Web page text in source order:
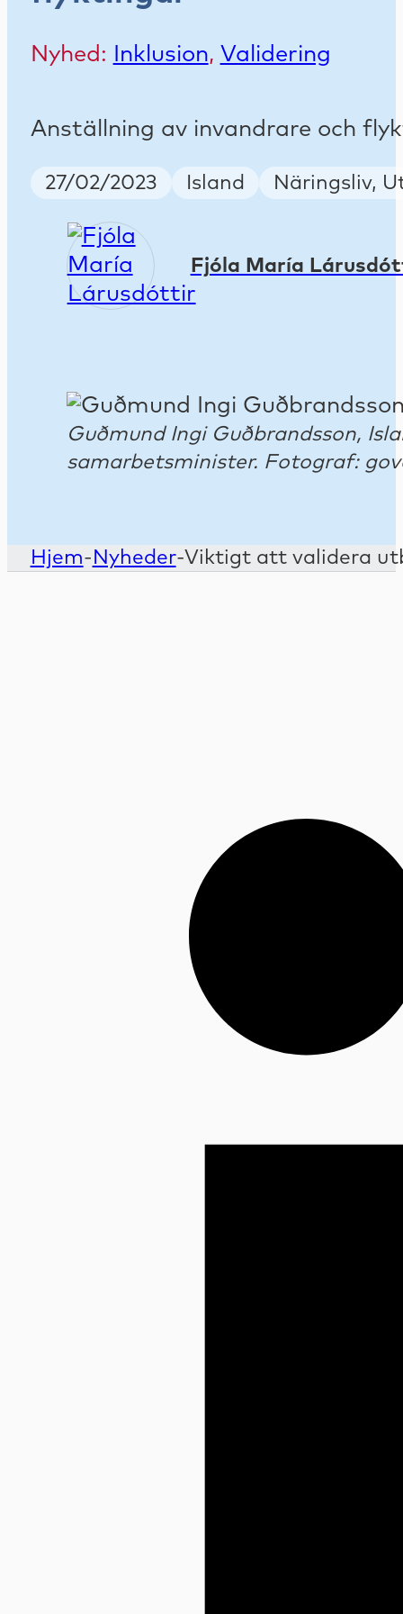
Nyhed: Inklusion, Validering
Anställning av invandrare och
Publish Date
27/02/2023 Country
Island Keywords
Näringsliv,
Fjóla María
Guðmund Ingi Guðbrandsson,
samarbetsminister. Fotograf:
Hjem- Nyheder-Viktigt att validera